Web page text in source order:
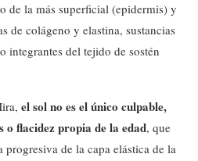
de la más superficial (epidermis) y
de colágeno y elastina, sustancias
integrantes del tejido de sostén
el sol no es el único culpable,
o flacidez propia de la edad, que
progresiva de la capa elástica de la